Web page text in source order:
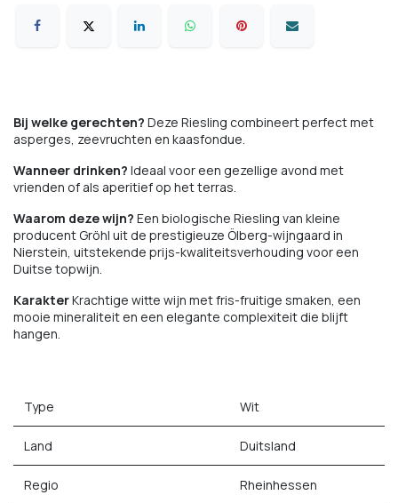
Bij welke gerechten? Deze Riesling combineert perfect met
asperges, zeevruchten en kaasfondue.
Wanneer drinken? Ideaal voor een gezellige avond met
vrienden of als aperitief op het terras.
Waarom deze wijn? Een biologische Riesling van kleine
producent Gröhl uit de prestigieuze Ölberg-wijngaard in
Nierstein, uitstekende prijs-kwaliteitsverhouding voor een
Duitse topwijn.
KarakterKrachtige witte wijn met fris-fruitige smaken, een
mooie mineraliteit en een elegante complexiteit die blijft
hangen.
Type Wit
Land Duitsland
Regio Rheinhessen